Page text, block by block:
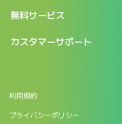
新着情報
ログイン
口コミ一覧
無料サービス
LINEで『Iパス ならし学習』
カスタマーサポート
返金申請フォーム
利用規約
プライバシーポリシー